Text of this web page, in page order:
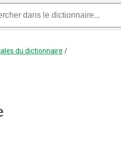
du dictionnaire /